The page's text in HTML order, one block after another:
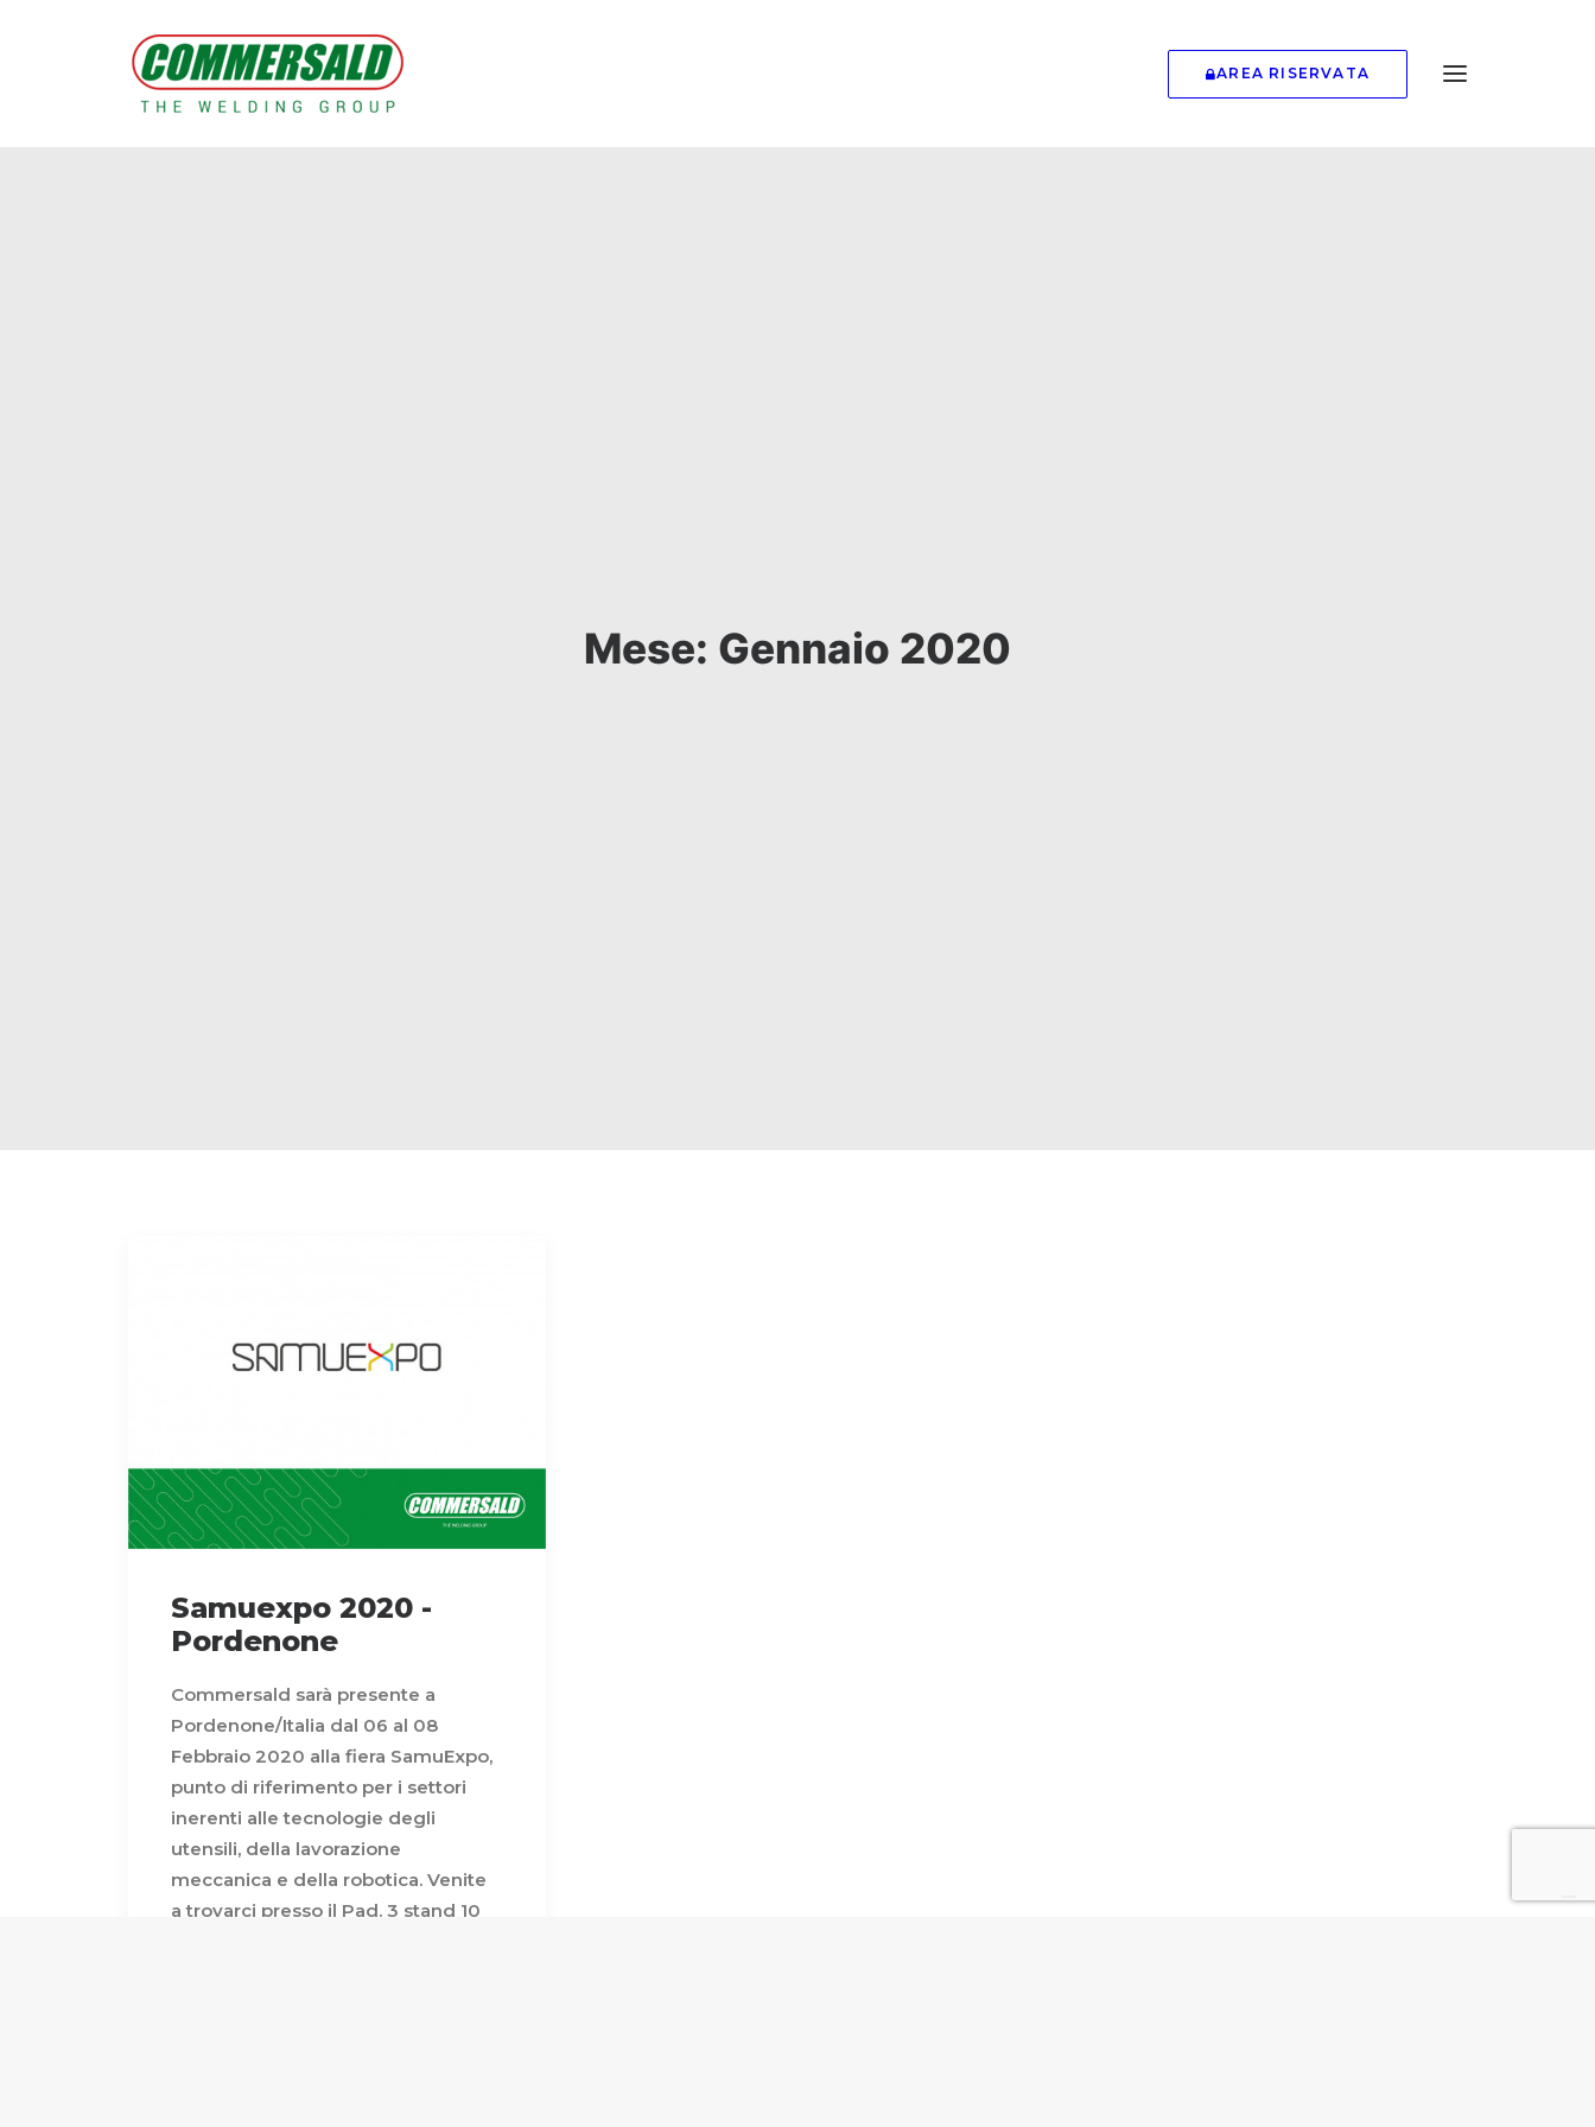
AREA RISERVATA
Mese: Gennaio 2020
Samuexpo 2020 -
Pordenone
Commersald sarà presente a
Pordenone/Italia dal 06 al 08
Febbraio 2020 alla fiera SamuExpo,
punto di riferimento per i settori
inerenti alle tecnologie degli
utensili, della lavorazione
meccanica e della robotica. Venite
a trovarci presso il Pad. 3 stand 10